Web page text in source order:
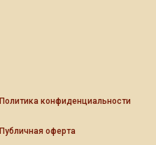
Политика конфиденциальности
Публичная оферта